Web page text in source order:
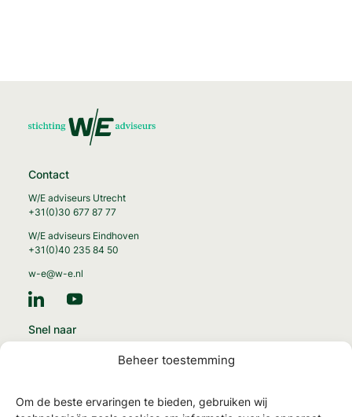
Beheer toestemming
Om de beste ervaringen te bieden, gebruiken wij
Contact
W/E adviseurs Utrecht
+31(0)30 677 87 77
W/E adviseurs Eindhoven
+31(0)40 235 84 50
w-e@w-e.nl
Snel naar
MilieuPrestatie Gebouwen